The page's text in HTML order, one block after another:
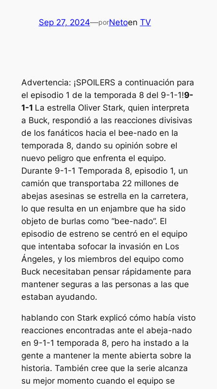
Sep 27, 2024—porNetoen TV
Advertencia: ¡SPOILERS a continuación para
el episodio 1 de la temporada 8 del 9-1-1!9-
1-1 La estrella Oliver Stark, quien interpreta
a Buck, respondió a las reacciones divisivas
de los fanáticos hacia el bee-nado en la
temporada 8, dando su opinión sobre el
nuevo peligro que enfrenta el equipo.
Durante 9-1-1 Temporada 8, episodio 1, un
camión que transportaba 22 millones de
abejas asesinas se estrella en la carretera,
lo que resulta en un enjambre que ha sido
objeto de burlas como “bee-nado”. El
episodio de estreno se centró en el equipo
que intentaba sofocar la invasión en Los
Ángeles, y los miembros del equipo como
Buck necesitaban pensar rápidamente para
mantener seguras a las personas a las que
estaban ayudando.
hablando con Stark explicó cómo había visto
reacciones encontradas ante el abeja-nado
en 9-1-1 temporada 8, pero ha instado a la
gente a mantener la mente abierta sobre la
historia. También cree que la serie alcanza
su mejor momento cuando el equipo se